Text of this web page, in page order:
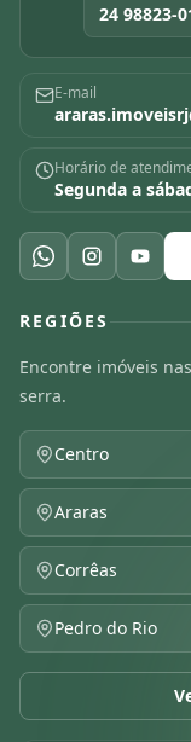
24 98823-
E-mail
Horário de
Segunda a
REGIÕES
Encontre imóveis
serra.
Centro
Araras
Corrêas
Pedro do Rio